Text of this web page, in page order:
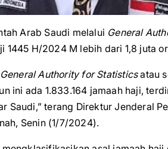
Arab Saudi melalui General
1445 H/2024 M lebih dari 1,8 juta
General Authority for Statisticsatau
ini ada 1.833.164 jamaah haji,
Saudi,” terang Direktur Jenderal
Senin (1/7/2024).